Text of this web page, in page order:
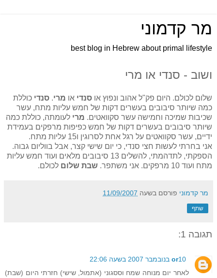
מר קדמוני
best blog in Hebrew about primal lifestyle
ושוב - סנדי או מרי
שלום לכולם. היום פק"ל אהוב ונפוץ או סנדי או מרי. סנדי כוללת
כמה שיותר סיבובים בעשרים דקות של חמש עליות מתח, עשר
שכיבות שמיכה וחמישה עשר סקוואטים. מרי לעומתה, כוללת כמה
שיותר סיבובים בעשרים דקות של חמש כפיפות מרפקים בעמידת
ידיים, עשר סקוואטים על רגל אחת לסרוגין ו15 עליות מתח.
אני בחרתי לעשות חצי סנדי, כי יום שישי קצר, אבל בווליום גבוה.
הספקתי, לתדהמתי, להשלים 13 סיבובים מלאים ועוד חמש עליות
מתח ועוד 10 מרפקים. אני משתפר.
שבת שלום לכולם.
מר קדמוני פורסם בשעה 11/09/2007
שתף
תגובה 1:
or10 בנובמבר 2007 בשעה 22:06
לאחר יום מנוחה שמח וססגוני (אתמול, שישי) חזרתי היום (שבת)